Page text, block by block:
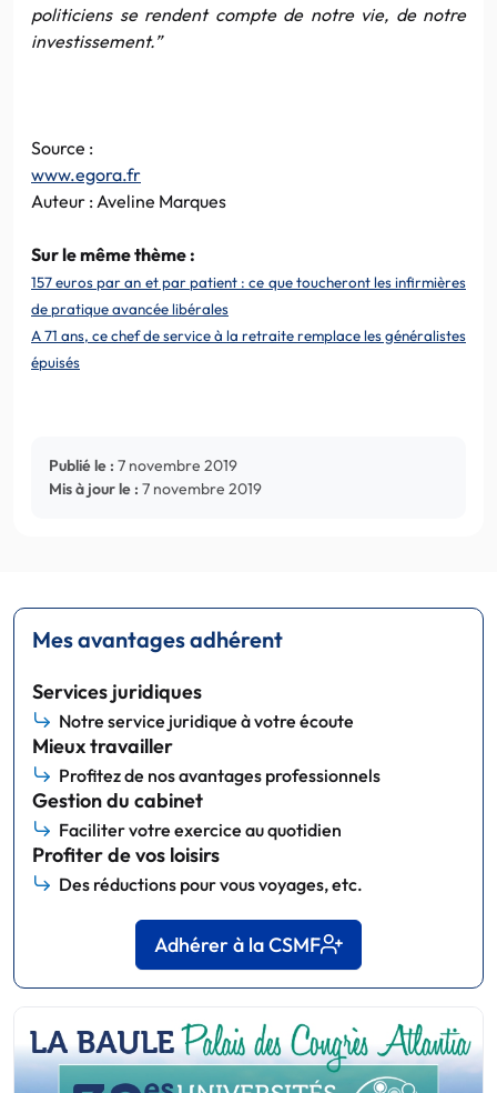
politiciens se rendent compte de notre vie, de notre
investissement.”
Source :
www.egora.fr
Auteur : Aveline Marques
Sur le même thème :
157 euros par an et par patient : ce que toucheront les infirmières
de pratique avancée libérales
A 71 ans, ce chef de service à la retraite remplace les généralistes
épuisés
Publié le : 7 novembre 2019
Mis à jour le : 7 novembre 2019
Mes avantages adhérent
Services juridiques
Notre service juridique à votre écoute
Mieux travailler
Profitez de nos avantages professionnels
Gestion du cabinet
Faciliter votre exercice au quotidien
Profiter de vos loisirs
Des réductions pour vous voyages, etc.
Adhérer à la CSMF